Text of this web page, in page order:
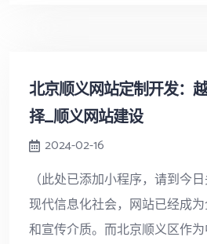
北京顺义网站定制开发：
择_顺义网站建设
2024-02-16
（此处已添加小程序，请到今
现代信息化社会，网站已经成
和宣传介质。而北京顺义区作